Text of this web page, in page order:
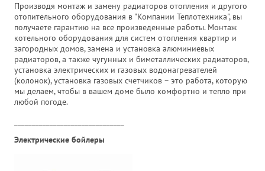
Производя монтаж и замену радиаторов отопления и другого
отопительного оборудования в "Компании Теплотехника", вы
получаете гарантию на все произведенные работы. Монтаж
котельного оборудования для систем отопления квартир и
загородных домов, замена и установка алюминиевых
радиаторов, а также чугунных и биметаллических радиаторов,
установка электрических и газовых водонагревателей
(колонок), установка газовых счетчиков – это работа, которую
мы делаем, чтобы в вашем доме было комфортно и тепло при
любой погоде.
Электрические бойлеры